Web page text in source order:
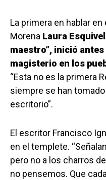
La primera en hablar
Morena Laura
maestro”, inició
magisterio en los
“Esta no es la primera
siempre se han
escritorio”.
El escritor Francisco
en el templete.
pero no a los charros
no pensemos. Que